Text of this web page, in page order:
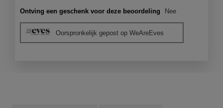
Ontving een geschenk voor deze beoordeling Nee
Oorspronkelijk gepost op WeAreEves